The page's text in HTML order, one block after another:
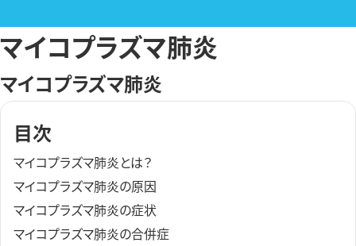
マイコプラズマ肺炎
マイコプラズマ肺炎
目次
マイコプラズマ肺炎とは？
マイコプラズマ肺炎の原因
マイコプラズマ肺炎の症状
マイコプラズマ肺炎の合併症